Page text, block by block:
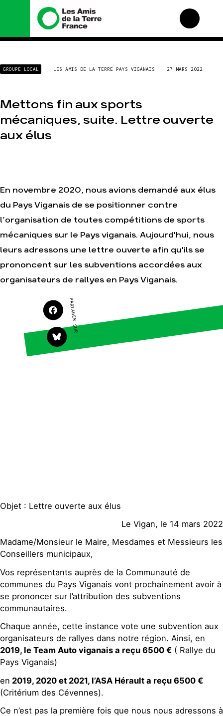
Nous connaître
Histoire
Missions et méthodes
Valeurs
Équipes et
fonctionnement
Je soutiens les Amis de
grand enfumage
Mode : une tendance
destructrice
Agir
Soutenir les campagnes
Transmettre tout ou
partie de son
patrimoine
Télécharger
gratuitement les guides
éco-citoyens
Nos thématiques
Finance
Forêts
GROUPE LOCAL LES AMIS DE LA TERRE PAYS VIGANAIS 27 MARS 2022
Mettons fin aux sports
mécaniques, suite. Lettre ouverte
aux élus
En novembre 2020, nous avions demandé aux élus
du Pays Viganais de se positionner contre
l’organisation de toutes compétitions de sports
mécaniques sur le Pays viganais. Aujourd'hui, nous
leurs adressons une lettre ouverte afin qu'ils se
prononcent sur les subventions accordées aux
organisateurs de rallyes en Pays Viganais.
PARTAGER SUR
Objet : Lettre ouverte aux élus
Le Vigan, le 14 mars 2022
Madame/Monsieur le Maire, Mesdames et Messieurs les
Conseillers municipaux,
Vos représentants auprès de la Communauté de
communes du Pays Viganais vont prochainement avoir à
se prononcer sur l’attribution des subventions
communautaires.
Chaque année, cette instance vote une subvention aux
organisateurs de rallyes dans notre région. Ainsi, en
2019, le Team Auto viganais a reçu 6500 € ( Rallye du
Pays Viganais)
en 2019, 2020 et 2021, l’ASA Hérault a reçu 6500 €
(Critérium des Cévennes).
Ce n’est pas la première fois que nous nous adressons à